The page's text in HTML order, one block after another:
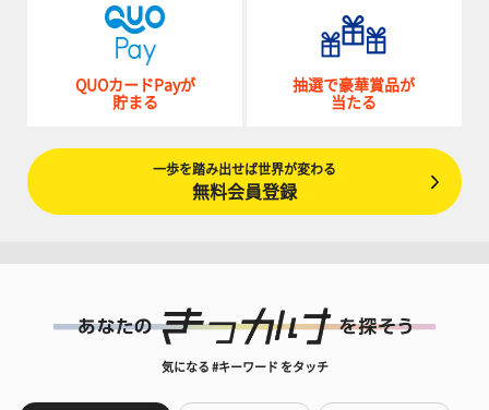
QUOカードPayが
貯まる
抽選で豪華賞品が
当たる
一歩を踏み出せば世界が変わる
無料会員登録
気になる #キーワード をタッチ